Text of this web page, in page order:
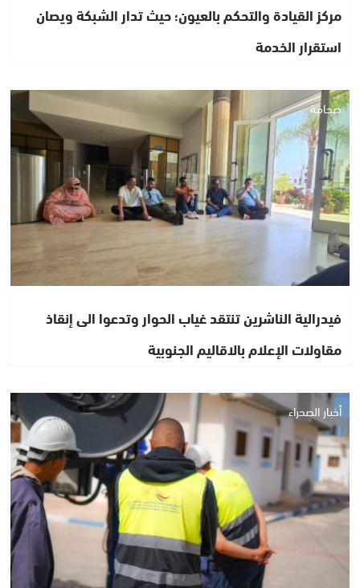
مركز القيادة والتحكم بالعيون؛ حيث تدار الشبكة ويصان
استقرار الخدمة
صحافة
فيدرالية الناشرين تنتقد غياب الحوار وتدعوا الى إنقاذ
مقاولات الإعلام بالاقاليم الجنوبية
أخبار الصحراء